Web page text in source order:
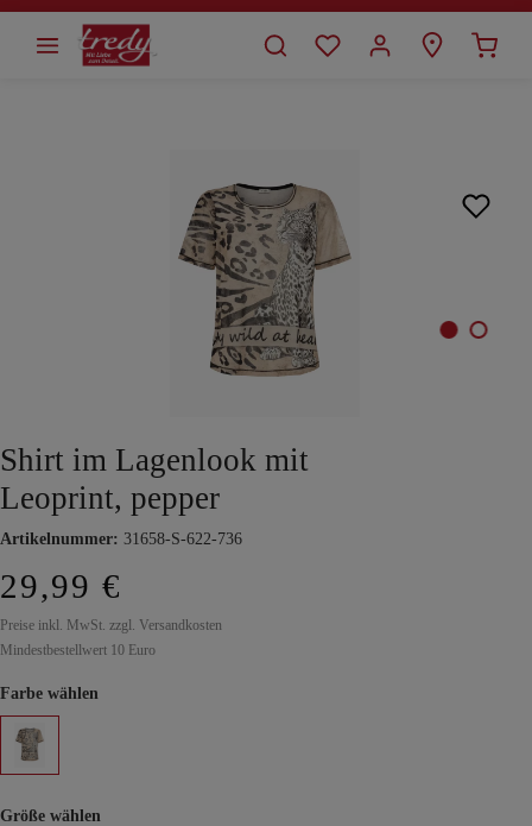
springen
Shirt im Lagenlook mit
Leoprint, pepper
Artikelnummer: 31658-S-622-736
29,99 €
Preise inkl. MwSt. zzgl. Versandkosten
Mindestbestellwert 10 Euro
Farbe wählen
Größe wählen